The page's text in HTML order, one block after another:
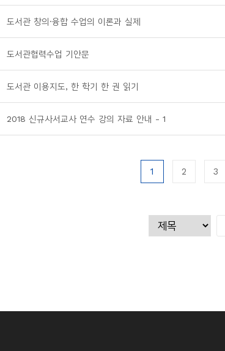
도서관 창의·융합 수업의 이론과 실제
도서관협력수업 기안문
도서관 이용지도, 한 학기 한 권 읽기
2018 신규사서교사 연수 강의 자료 안내 - 1
1 2 3